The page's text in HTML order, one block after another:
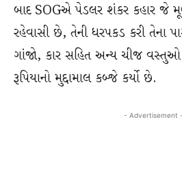
બાદ SOGએ પેડલર શંકર કહાર જે
રહેવાસી છે, તેની ધરપકડ કરી તેના
ગાંજો, કાર સહિત અન્ય ચીજ
રૂપિયાનો મુદ્દામાલ કબ્જે કર્યો છે.
- Advertisement -